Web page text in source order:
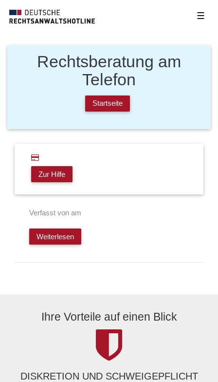
☰
Rechtsberatung am
Telefon
Startseite
Zur Hilfe
Verfasst von am
Weiterlesen
Ihre Vorteile auf einen Blick
DISKRETION UND SCHWEIGEPFLICHT